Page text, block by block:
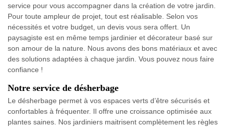
service pour vous accompagner dans la création de votre jardin.
Pour toute ampleur de projet, tout est réalisable. Selon vos
nécessités et votre budget, un devis vous sera offert. Un
paysagiste est en même temps jardinier et décorateur basé sur
son amour de la nature. Nous avons des bons matériaux et avec
des solutions adaptées à chaque jardin. Vous pouvez nous faire
confiance !
Notre service de désherbage
Le désherbage permet à vos espaces verts d’être sécurisés et
confortables à fréquenter. Il offre une croissance optimisée aux
plantes saines. Nos jardiniers maitrisent complètement les règles